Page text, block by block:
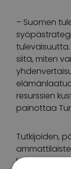
– Suomen
siitä, miten
resurssien
painottaa
Tutkijoiden,